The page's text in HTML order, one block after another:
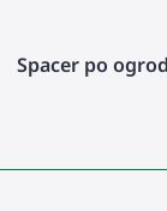
Spacer po